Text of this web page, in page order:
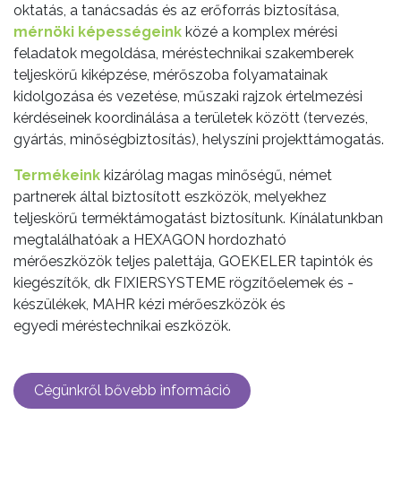
oktatás, a tanácsadás és az erőforrás biztosítása,
mérnöki képességeink közé a komplex mérési
feladatok megoldása, méréstechnikai szakemberek
teljeskörű kiképzése, mérőszoba folyamatainak
kidolgozása és vezetése, műszaki rajzok értelmezési
kérdéseinek koordinálása a területek között (tervezés,
gyártás, minőségbiztosítás), helyszíni projekttámogatás.
Termékeink kizárólag magas minőségű, német
partnerek által biztosított eszközök, melyekhez
teljeskörű terméktámogatást biztosítunk. Kínálatunkban
megtalálhatóak a HEXAGON hordozható
mérőeszközök teljes palettája, GOEKELER tapintók és
kiegészítők, dk FIXIERSYSTEME rögzítőelemek és -
készülékek, MAHR kézi mérőeszközök és
egyedi méréstechnikai eszközök.
​​Cégünkről bővebb inform​​​​áció